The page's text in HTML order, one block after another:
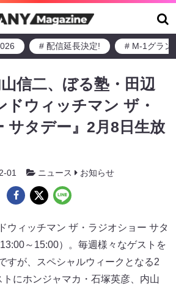
# 配信延長決定! # M-1グラン
信二、ぼる塾・田辺
ドウィッチマン ザ・
サタデー』2月8日生放
01 ニュース お知らせ
ウィッチマン ザ・ラジオショー サタ
～15:00）。毎週様々なゲストを
すが、スペシャルウィークとなる2
トにホンジャマカ・石塚英彦、内山